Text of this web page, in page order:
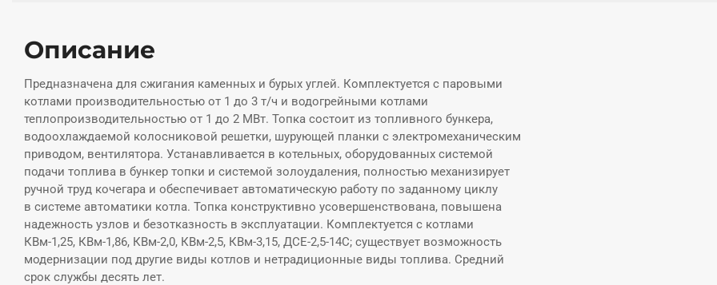
Описание
Предназначена для сжигания каменных и бурых углей. Комплектуется с паровыми
котлами производительностью от 1 до 3 т/ч и водогрейными котлами
теплопроизводительностью от 1 до 2 МВт. Топка состоит из топливного бункера,
водоохлаждаемой колосниковой решетки, шурующей планки с электромеханическим
приводом, вентилятора. Устанавливается в котельных, оборудованных системой
подачи топлива в бункер топки и системой золоудаления, полностью механизирует
ручной труд кочегара и обеспечивает автоматическую работу по заданному циклу
в системе автоматики котла. Топка конструктивно усовершенствована, повышена
надежность узлов и безотказность в эксплуатации. Комплектуется с котлами
КВм-1,25, КВм-1,86, КВм-2,0, КВм-2,5, КВм-3,15, ДСЕ-2,5-14С; существует возможность
модернизации под другие виды котлов и нетрадиционные виды топлива. Средний
срок службы десять лет.